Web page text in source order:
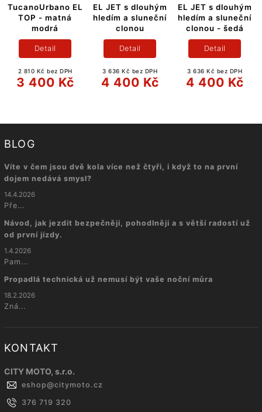
TucanoUrbano EL
TOP - matná
modrá
2 810 Kč bez DPH
3 400 Kč
Detail
EL JET s dlouhým
hledím a sluneční
clonou
3 636 Kč bez DPH
4 400 Kč
Detail
EL JET s dlouhým
hledím a sluneční
clonou - šedá
3 636 Kč bez DPH
4 400 Kč
Detail
BLOG
Víte v čem jsou dvě kola více než čtyři, i když to na první
dojem nedává smysl?
14.4.2026
Pře...
Návod, jak jezdit bezpečněji, pohodlněji a s větší radostí už
od první jízdy.
1.4.2026
Pam...
Propadlá technická už nemusí být vaše noční můra
18.2.2026
Zná...
KONTAKT
CITY MOTO, s.r.o.
eshop@citymoto.cz
376 719 320